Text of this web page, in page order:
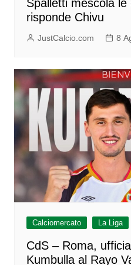
Spalletti mescola
risponde Chivu
JustCalcio.com 8
Calciomercato La Liga
CdS – Roma,
Kumbulla al Rayo